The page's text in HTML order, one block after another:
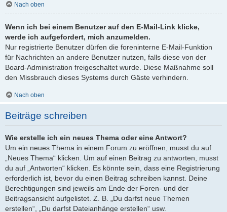
Nach oben
Wenn ich bei einem Benutzer auf den E-Mail-Link klicke,
werde ich aufgefordert, mich anzumelden.
Nur registrierte Benutzer dürfen die foreninterne E-Mail-Funktion
für Nachrichten an andere Benutzer nutzen, falls diese von der
Board-Administration freigeschaltet wurde. Diese Maßnahme soll
den Missbrauch dieses Systems durch Gäste verhindern.
Nach oben
Beiträge schreiben
Wie erstelle ich ein neues Thema oder eine Antwort?
Um ein neues Thema in einem Forum zu eröffnen, musst du auf
„Neues Thema“ klicken. Um auf einen Beitrag zu antworten, musst
du auf „Antworten“ klicken. Es könnte sein, dass eine Registrierung
erforderlich ist, bevor du einen Beitrag schreiben kannst. Deine
Berechtigungen sind jeweils am Ende der Foren- und der
Beitragsansicht aufgelistet. Z. B. „Du darfst neue Themen
erstellen“, „Du darfst Dateianhänge erstellen“ usw.